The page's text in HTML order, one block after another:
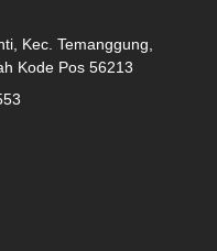
Kec. Temanggung,
Kode Pos 56213